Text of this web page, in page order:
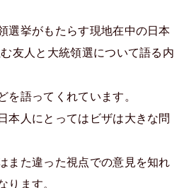
選挙がもたらす現地在中の日本
友人と大統領選について語る内
語ってくれています。
本人にとってはビザは大きな問
また違った視点での意見を知れ
ます。